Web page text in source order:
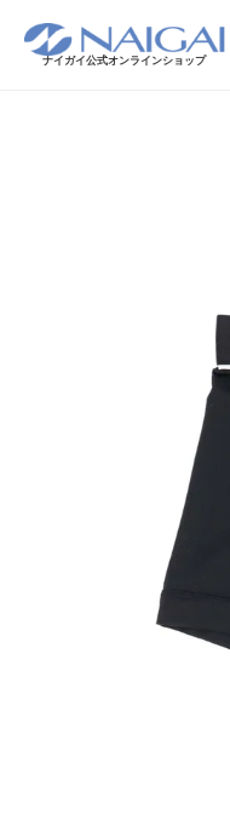
ナイガイ公式オンラインショップ